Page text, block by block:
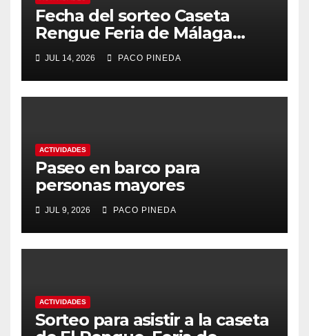
Fecha del sorteo Caseta
Rengue Feria de Málaga
2026
JUL 14, 2026 PACO PINEDA
ACTIVIDADES
Paseo en barco para
personas mayores
JUL 9, 2026 PACO PINEDA
ACTIVIDADES
Sorteo para asistir a la caseta